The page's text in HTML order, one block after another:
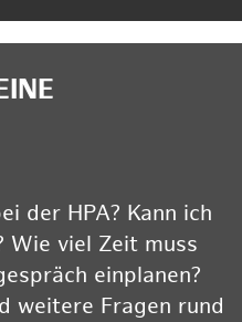
der HPA? Kann ich
Wie viel Zeit muss
einplanen?
weitere Fragen rund